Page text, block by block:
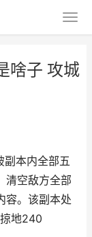
啥子 攻城
副本内全部五
清空敌方全部
容。该副本处
地240